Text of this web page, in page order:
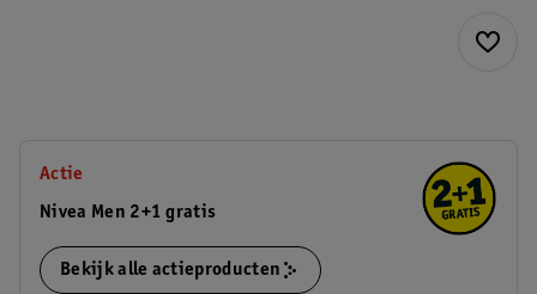
Actie
Nivea Men 2+1 gratis
Bekijk alle actieproducten